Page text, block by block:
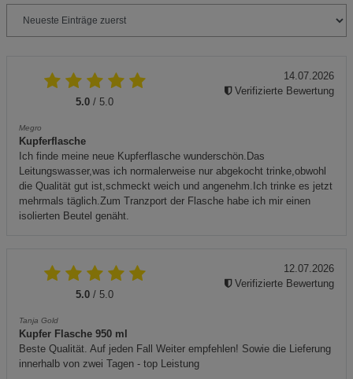
5.0 / 5.0
Megro
Kupferflasche
Ich finde meine neue Kupferflasche wunderschön.Das
Leitungswasser,was ich normalerweise nur abgekocht trinke,obwohl
die Qualität gut ist,schmeckt weich und angenehm.Ich trinke es jetzt
mehrmals täglich.Zum Tranzport der Flasche habe ich mir einen
isolierten Beutel genäht.
14.07.2026
Verifizierte Bewertung
5.0 / 5.0
Tanja Gold
Kupfer Flasche 950 ml
Beste Qualität. Auf jeden Fall Weiter empfehlen! Sowie die Lieferung
innerhalb von zwei Tagen - top Leistung
12.07.2026
Verifizierte Bewertung